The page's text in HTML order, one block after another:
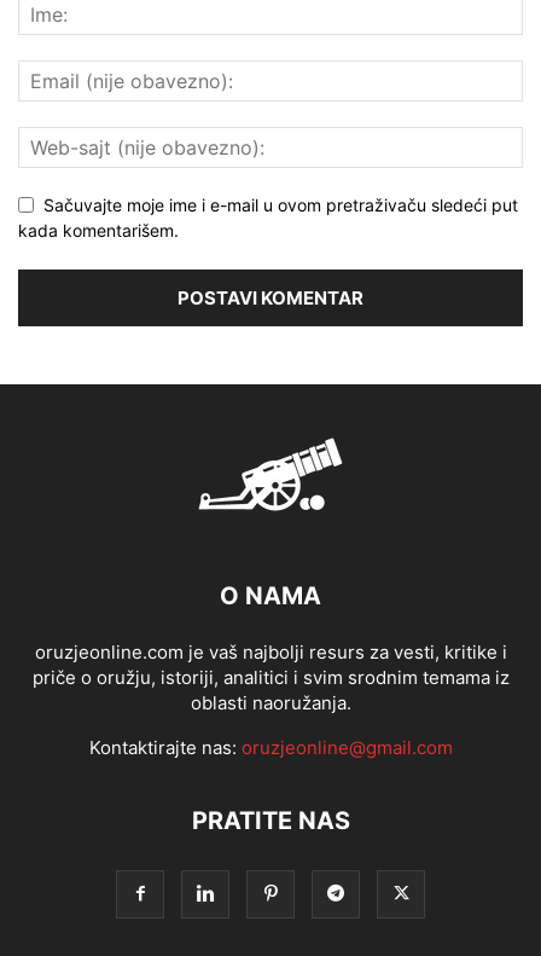
Sačuvajte moje ime i e-mail u ovom pretraživaču sledeći put
kada komentarišem.
O NAMA
oruzjeonline.com je vaš najbolji resurs za vesti, kritike i
priče o oružju, istoriji, analitici i svim srodnim temama iz
oblasti naoružanja.
Kontaktirajte nas: oruzjeonline@gmail.com
PRATITE NAS